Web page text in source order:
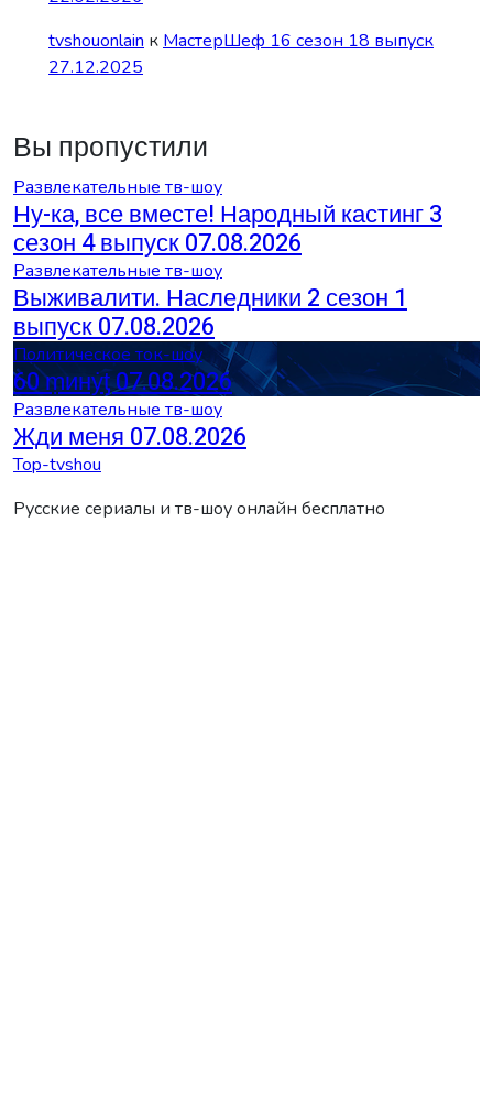
tvshouonlain к МастерШеф 16 сезон 18 выпуск
27.12.2025
Вы пропустили
Развлекательные тв-шоу
Ну-ка, все вместе! Народный кастинг 3
сезон 4 выпуск 07.08.2026
Развлекательные тв-шоу
Выживалити. Наследники 2 сезон 1
выпуск 07.08.2026
Политическое ток-шоу
60 ṃинẏƫ 07.08.2026
Развлекательные тв-шоу
Жди меня 07.08.2026
Top-tvshou
Русские сериалы и тв-шоу онлайн бесплатно